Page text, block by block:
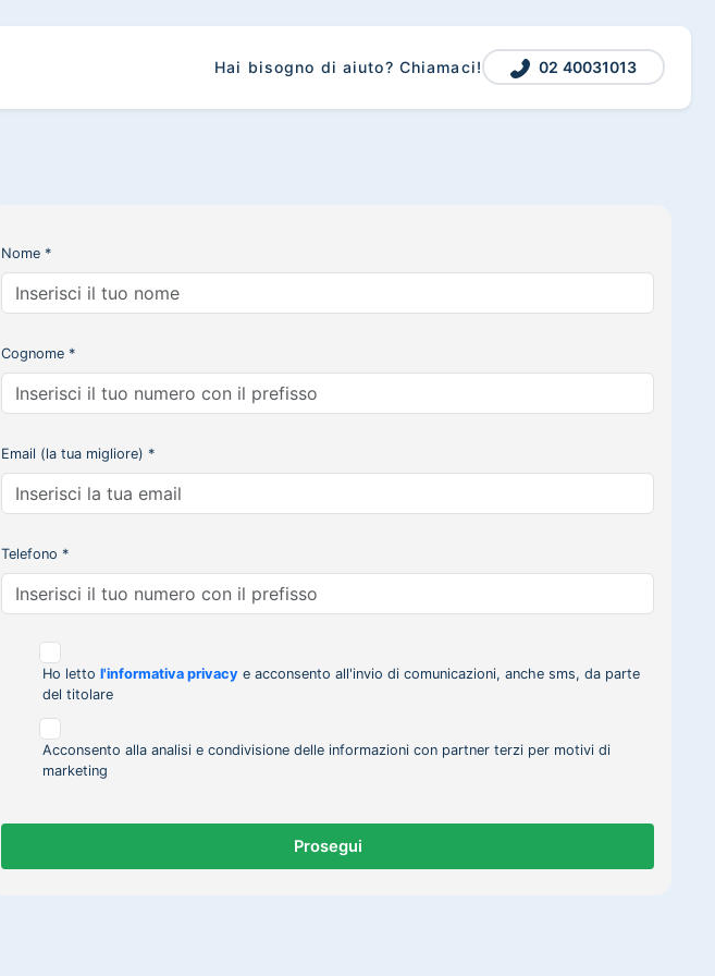
Hai bisogno di aiuto? Chiamaci! 02 40031013
Nome *
Cognome *
Email (la tua migliore) *
Telefono *
Ho letto l'informativa privacy e acconsento all'invio di comunicazioni, anche sms, da parte
del titolare
Acconsento alla analisi e condivisione delle informazioni con partner terzi per motivi di
marketing